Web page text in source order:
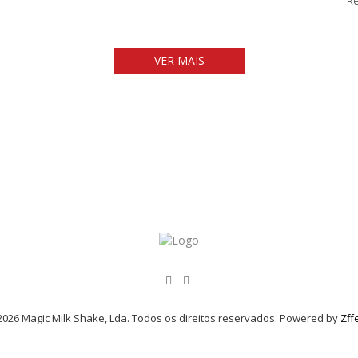
VER MAIS
Magic Milk Shake, Lda. Todos os direitos reservados. Powered by